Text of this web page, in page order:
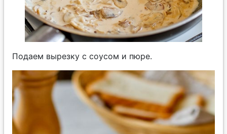
Подаем вырезку с соусом и пюре.